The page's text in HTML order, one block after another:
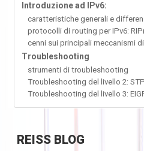
Introduzione ad IPv6:
caratteristiche generali e
protocolli di routing per IPv6:
cenni sui principali meccanismi
Troubleshooting
strumenti di troubleshooting
Troubleshooting del livello 2:
Troubleshooting del livello 3:
REISSBLOG